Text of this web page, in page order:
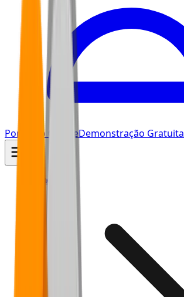
Portal do ClienteDemonstração Gratuita
Home